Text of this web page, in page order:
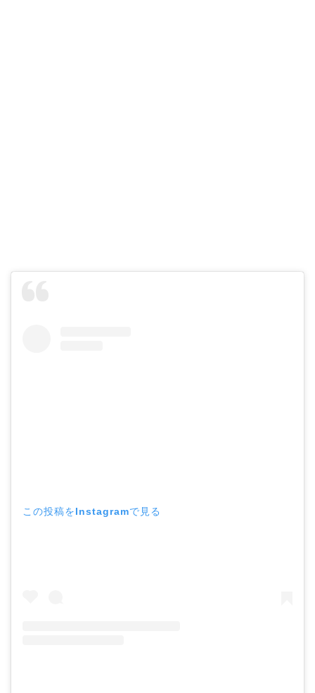
この投稿をInstagramで見る